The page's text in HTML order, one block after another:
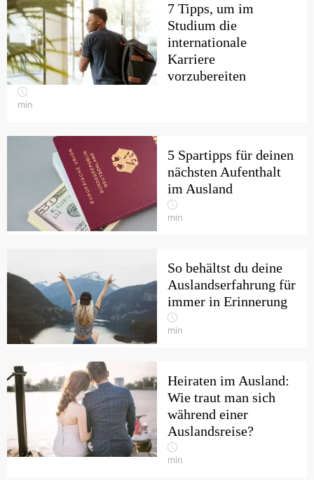
7 Tipps, um im
Studium die
internationale
Karriere
vorzubereiten
min
5 Spartipps für deinen
nächsten Aufenthalt
im Ausland
min
So behältst du deine
Auslandserfahrung für
immer in Erinnerung
min
Heiraten im Ausland:
Wie traut man sich
während einer
Auslandsreise?
min